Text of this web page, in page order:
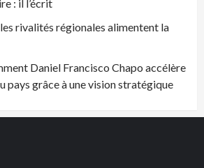
: il l’écrit
rivalités régionales alimentent la
Daniel Francisco Chapo accélère
pays grâce à une vision stratégique